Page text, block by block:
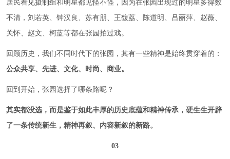
居民看见摄制组和明星都见怪不怪，因为在张园出现过的明星多得数
不清，刘若英、钟汉良、苏有朋、王馥荔、陈道明、吕丽萍、赵薇、
关怀、赵文、柯蓝等都在张园拍过戏。
回顾历史，我们不同时代下的张园，其有一些精神是始终贯穿着的：
公众共享、先进、文化、时尚、商业。
回到开始，张园选择了哪条路呢？
其实都没选，而是鉴于如此丰厚的历史底蕴和精神传承，硬生生开辟
了一条传统新生，精神再叙、内容新叙的新路。
03